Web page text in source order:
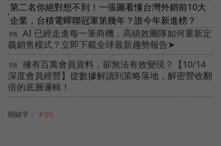
●
第二名你絕對想不到！一張圖看懂台灣外銷前10大
企業，台積電蟬聯冠軍第幾年？誰今年新進榜？
AI 已經走進每一筆商機，高績效團隊如何重新定
義銷售模式？立即下載全球最新趨勢報告➤
擁有百萬會員資料，卻無法有效變現？【10/14
深度會員經營】從數據解讀到策略落地，解密營收翻
倍的底層邏輯！
關鍵字： ＃5G